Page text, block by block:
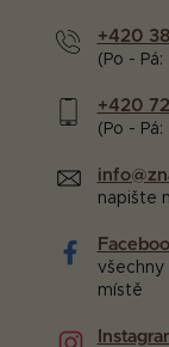
+420
(Po -
+420
(Po -
napište
všechny
místě